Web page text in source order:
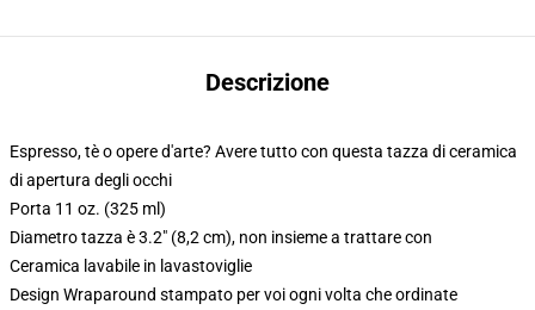
Descrizione
Espresso, tè o opere d'arte? Avere tutto con questa tazza di ceramica
di apertura degli occhi
Porta 11 oz. (325 ml)
Diametro tazza è 3.2" (8,2 cm), non insieme a trattare con
Ceramica lavabile in lavastoviglie
Design Wraparound stampato per voi ogni volta che ordinate